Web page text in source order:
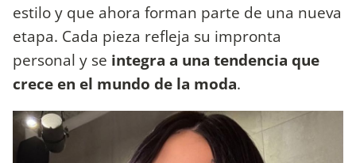
estilo y que ahora forman parte de una nueva
etapa. Cada pieza refleja su impronta
personal y se integra a una tendencia que
crece en el mundo de la moda.